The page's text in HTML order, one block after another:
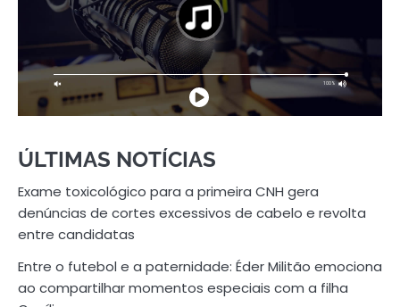
ÚLTIMAS NOTÍCIAS
Exame toxicológico para a primeira CNH gera
denúncias de cortes excessivos de cabelo e revolta
entre candidatas
Entre o futebol e a paternidade: Éder Militão emociona
ao compartilhar momentos especiais com a filha